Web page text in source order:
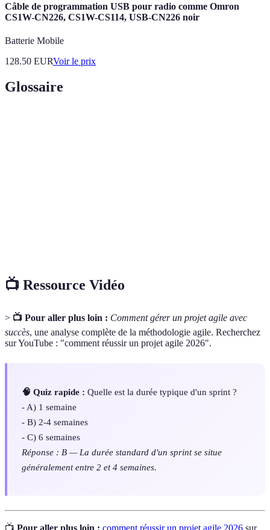
Câble de programmation USB pour radio comme Omron
CS1W-CN226, CS1W-CS114, USB-CN226 noir
Batterie Mobile
128.50 EURVoir le prix
Glossaire
📺 Ressource Vidéo
> 📺 Pour aller plus loin : Comment gérer un projet agile avec
succès, une analyse complète de la méthodologie agile. Recherchez
sur YouTube : "comment réussir un projet agile 2026".
🧠 Quiz rapide : Quelle est la durée typique d'un sprint ?
- A) 1 semaine
- B) 2-4 semaines
- C) 6 semaines
Réponse : B — La durée standard d'un sprint se situe
généralement entre 2 et 4 semaines.